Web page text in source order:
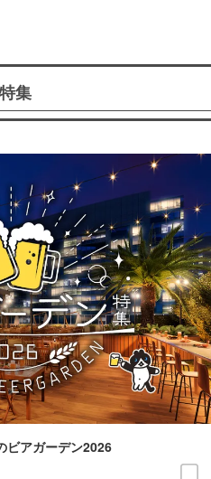
集
ビアガーデン2026